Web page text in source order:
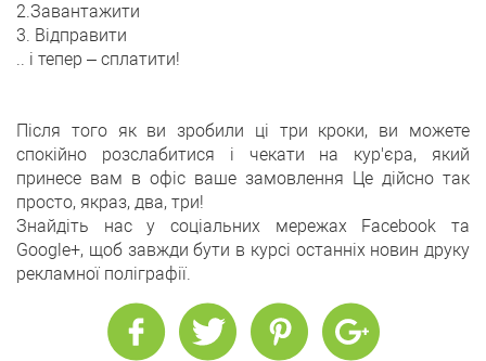
2.Завантажити
3. Відправити
.. і тепер – сплатити!
Після того як ви зробили ці три кроки, ви можете
спокійно розслабитися і чекати на кур'єра, який
принесе вам в офіс ваше замовлення Це дійсно так
просто, якраз, два, три!
Знайдіть нас у соціальних мережах Facebook та
Google+, щоб завжди бути в курсі останніх новин друку
рекламної поліграфії.